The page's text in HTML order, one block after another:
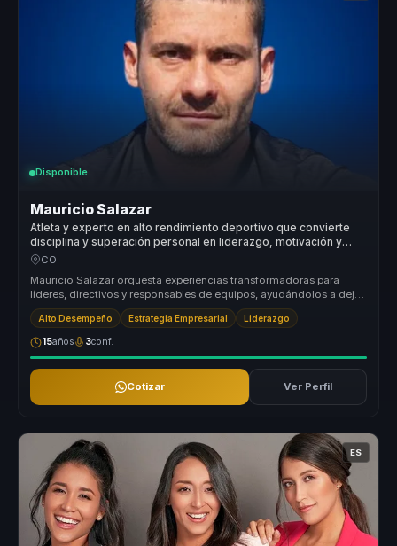
Disponible
Mauricio Salazar
Atleta y experto en alto rendimiento deportivo que convierte
disciplina y superación personal en liderazgo, motivación y
excelencia para equipos.
CO
Mauricio Salazar orquesta experiencias transformadoras para
líderes, directivos y responsables de equipos, ayudándolos a dejar
atrás equi...
Alto Desempeño Estrategia Empresarial Liderazgo
15años 3conf.
Cotizar Ver Perfil
ES